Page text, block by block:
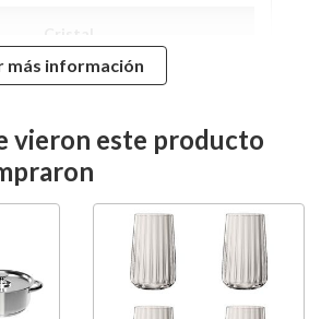
4 Piezas
540 ml
más información
vieron este producto